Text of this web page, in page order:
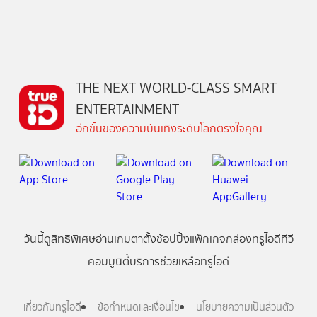
THE NEXT WORLD-CLASS SMART
ENTERTAINMENT
อีกขั้นของความบันเทิงระดับโลกตรงใจคุณ
วันนี้ดูสิทธิพิเศษอ่านเกมตาตั้งช้อปปิ้งแพ็กเกจกล่องทรูไอดีทีวี
คอมมูนิตี้บริการช่วยเหลือทรูไอดี
เกี่ยวกับทรูไอดี ข้อกำหนดและเงื่อนไข นโยบายความเป็นส่วนตัว